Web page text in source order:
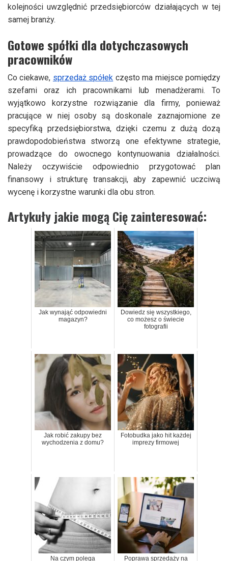
kolejności uwzględnić przedsiębiorców działających w tej
samej branży.
Gotowe spółki dla dotychczasowych
pracowników
Co ciekawe, sprzedaż spółek często ma miejsce pomiędzy
szefami oraz ich pracownikami lub menadżerami. To
wyjątkowo korzystne rozwiązanie dla firmy, ponieważ
pracujące w niej osoby są doskonale zaznajomione ze
specyfiką przedsiębiorstwa, dzięki czemu z dużą dozą
prawdopodobieństwa stworzą one efektywne strategie,
prowadzące do owocnego kontynuowania działalności.
Należy oczywiście odpowiednio przygotować plan
finansowy i strukturę transakcji, aby zapewnić uczciwą
wycenę i korzystne warunki dla obu stron.
Artykuły jakie mogą Cię zainteresować:
Jak wynająć odpowiedni
magazyn?
Dowiedz się wszystkiego,
co możesz o świecie
fotografii
Jak robić zakupy bez
wychodzenia z domu?
Fotobudka jako hit każdej
imprezy firmowej
Na czym polega Poprawa sprzedaży na